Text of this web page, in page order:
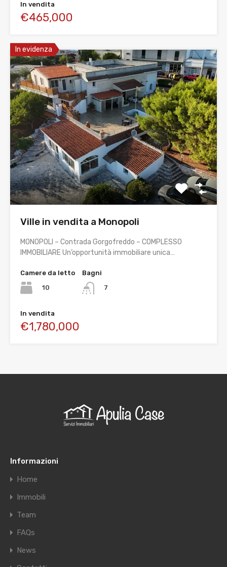
In vendita
€465,000
In evidenza
Ville in vendita a Monopoli
MONOPOLI – Contrada Gorgofreddo – COMPLESSO
IMMOBILIARE Un’opportunità immobiliare unica…
Camere da letto
10
Bagni
7
In vendita
€1,780,000
Informazioni
Home
Immobili
Team
FAQs
News